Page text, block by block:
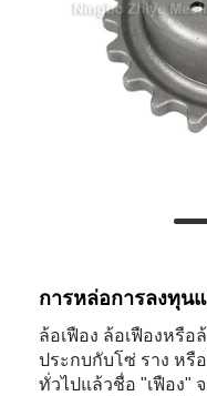
การหล่อการลงทุน
ล้อเฟือง ล้อเฟืองหรื
ประกบกับโซ่ ราง หรื
ทั่วไปแล้วชื่อ "เฟือง"